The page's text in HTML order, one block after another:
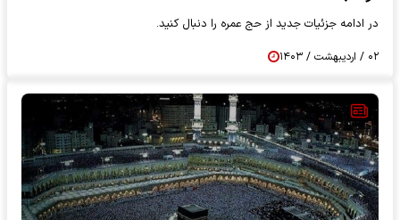
در ادامه جزئیات جدید از حج عمره را دنبال کنید.
۰۲ / اردیبهشت / ۱۴۰۳